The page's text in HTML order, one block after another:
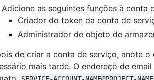
Adicione as seguintes funções à conta
Criador do token da conta de
Administrador de objeto de
de criar a conta de serviço, anote
mais tarde. O endereço de